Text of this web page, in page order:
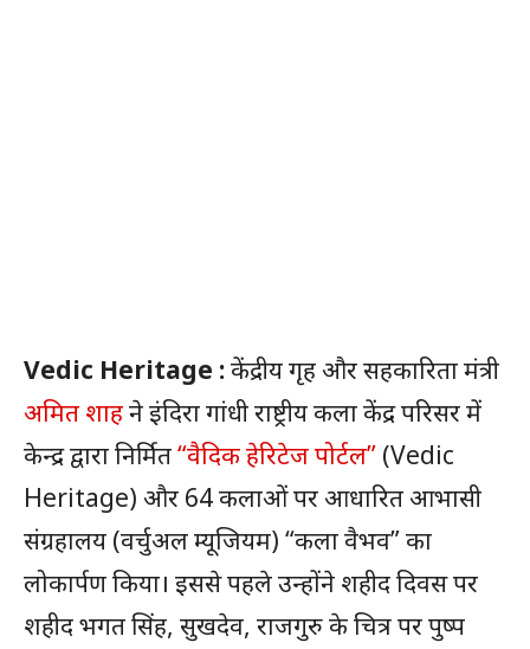
Vedic Heritage :केंद्रीय गृह और सहकारिता मंत्री
अमित शाहने इंदिरा गांधी राष्ट्रीय कला केंद्र परिसर में
केन्द्र द्वारा निर्मित“वैदिक हेरिटेज पोर्टल” (Vedic
Heritage) और 64 कलाओं पर आधारित आभासी
संग्रहालय (वर्चुअल म्यूजियम) “कला वैभव” का
लोकार्पण किया। इससे पहले उन्होंने शहीद दिवस पर
शहीद भगत सिंह, सुखदेव, राजगुरु के चित्र पर पुष्प